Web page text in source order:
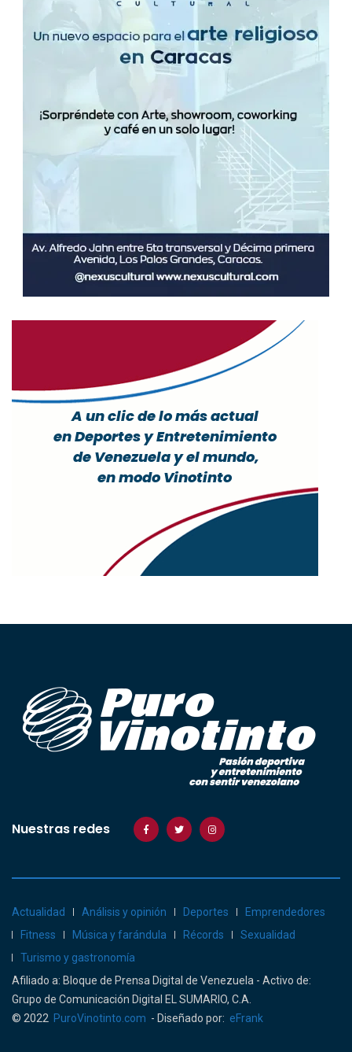
Nuestras redes
Actualidad Análisis y opinión Deportes
Emprendedores
Fitness
Música y farándula Récords
Sexualidad
Turismo y gastronomía
Afiliado a: Bloque de Prensa Digital de Venezuela - Activo de:
Grupo de Comunicación Digital EL SUMARIO, C.A.
© 2022 PuroVinotinto.com - Diseñado por: eFrank